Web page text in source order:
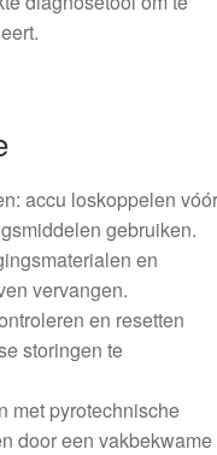
accu loskoppelen vóór
gebruiken.
en
vervangen.
en resetten
storingen te
met pyrotechnische
door een vakbekwame